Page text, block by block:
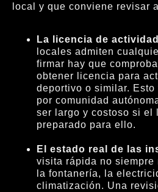
local y que conviene revisar
La licencia de
locales admiten
firmar hay que
obtener licencia para
deportivo o similar.
por comunidad
ser largo y costoso si el
preparado para ello.
El estado real de las
visita rápida no siempre
la fontanería, la
climatización. Una